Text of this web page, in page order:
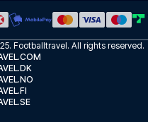
Footballtravel. All rights reserved.